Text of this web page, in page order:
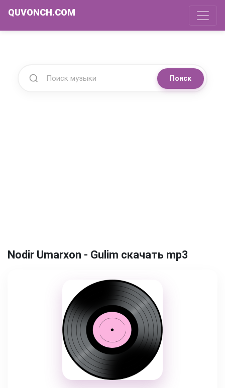
QUVONCH.COM
Поиск
Nodir Umarxon - Gulim скачать mp3